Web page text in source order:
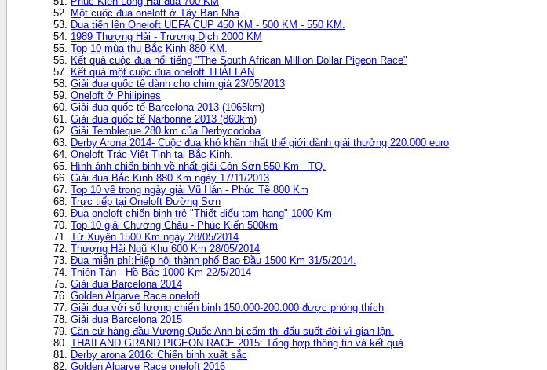
Một cuộc đua oneloft ở Tây Ban Nha
Đua tiến lên Oneloft UEFA CUP 450 KM - 500 KM - 550 KM.
1989 Thượng Hải - Trương Dịch 2000 KM
Top 10 mùa thu Bắc Kinh 880 KM.
Kết quả cuộc đua nổi tiếng "The South African Million Dollar Pigeon Race"
Kết quả một cuộc đua oneloft THÁI LAN
Giải đua quốc tế dành cho chim già 23/05/2013
Oneloft ở Philipines
Giải đua quốc tế Barcelona 2013 (1065km)
Giải đua quốc tế Narbonne 2013 (860km)
Giải Tembleque 280 km của Derbycodoba
Derby Arona 2014- Cuộc đua khó khăn nhất thế giới dành giải thưởng 220.000 euro
Oneloft Trác Việt Tinh tại Bắc Kinh.
Hình ảnh chiến binh về nhất giải Côn Sơn 550 Km - TQ.
Giải đua Bắc Kinh 880 Km ngày 17/11/2013
Top 10 về trong ngày giải Vũ Hán - Phúc Tề 800 Km
Trực tiếp tại Oneloft Đường Sơn
Đua oneloft chiến binh trẻ "Thiết điểu tam hạng" 1000 Km
Top 10 giải Chương Châu - Phúc Kiến 500km
Tứ Xuyên 1500 Km ngày 28/05/2014
Thượng Hải Ngũ Khu 600 Km 28/05/2014
Đua miễn phí:Hiệp hội thành phố Bao Đầu 1500 Km 31/5/2014.
Thiên Tân - Hồ Bắc 1000 Km 22/5/2014
Giải đua Barcelona 2014
Golden Algarve Race oneloft
Giải đua với số lượng chiến binh 150.000-200.000 được phóng thích
Giải đua Barcelona 2015
Căn cứ hàng đầu Vương Quốc Anh bị cấm thi đấu suốt đời vì gian lận.
THAILAND GRAND PIGEON RACE 2015: Tổng hợp thông tin và kết quả
Derby arona 2016: Chiến binh xuất sắc
Golden Algarve Race oneloft 2016